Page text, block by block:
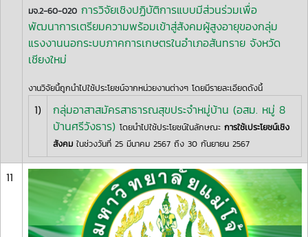
มจ.2-60-020 การวิจัยเชิงปฏิบัติการแบบมีส่วนร่วมเพื่อ
พัฒนาการเตรียมความพร้อมเข้าสู่สังคมผู้สูงอายุของกลุ่ม
แรงงานนอกระบบภาคการเกษตรในอำเภอสันทราย จังหวัด
เชียงใหม่
งานวิจัยนี้ถูกนำไปใช้ประโยชน์จากหน่วยงานต่างๆ โดยมีรายละเอียดดังนี้
1)
กลุ่มอาสาสมัครสาธารณสุขประจำหมู่บ้าน (อสม. หมู่ 8
บ้านศรีวังธาร) โดยนำไปใช้ประโยชน์ในลักษณะ การใช้เประโยชน์เชิง
สังคม ในช่วงวันที่ 25 มีนาคม 2567 ถึง 30 กันยายน 2567
11